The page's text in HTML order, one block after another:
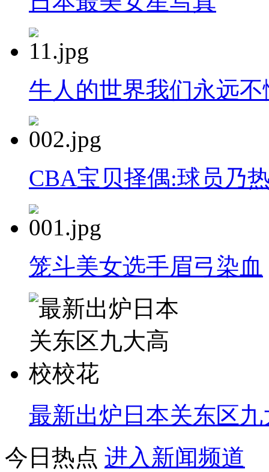
牛人的世界我们永远不
CBA宝贝择偶:球员乃
笼斗美女选手眉弓染血
最新出炉日本关东区九
今日热点 进入新闻频道